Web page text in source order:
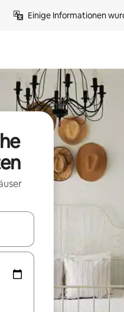
Einige Informationen
den Pfeiltasten nach oben